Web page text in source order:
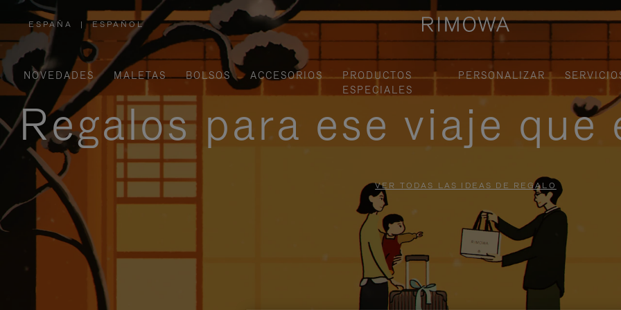
ESPAÑA
,
ELIGE
UBICACIÓN
| ESPAÑOL
NOVEDADES MALETAS BOLSOS ACCESORIOS
PRODUCTOS
ESPECIALES
PERSONALIZAR
Regalos para ese viaje
VER TODAS LAS IDEAS DE REGALO